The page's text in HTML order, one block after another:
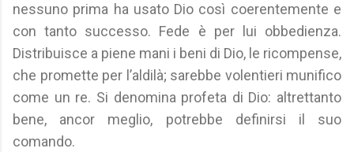
nessuno prima ha usato Dio così coerentemente e
con tanto successo. Fede è per lui obbedienza.
Distribuisce a piene mani i beni di Dio, le ricompense,
che promette per l’aldilà; sarebbe volentieri munifico
come un re. Si denomina profeta di Dio: altrettanto
bene, ancor meglio, potrebbe definirsi il suo
comando.